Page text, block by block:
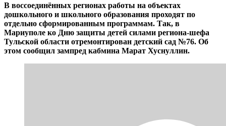
В воссоединённых регионах работы на объектах
дошкольного и школьного образования проходят по
отдельно сформированным программам. Так, в
Мариуполе ко Дню защиты детей силами региона-шефа
Тульской области отремонтирован детский сад №76. Об
этом сообщил зампред кабмина Марат Хуснуллин.